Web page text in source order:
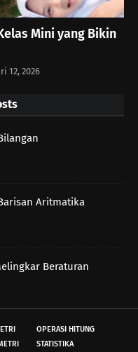
Mini yang Bikin
12, 2026
Aritmatika
Beraturan
OPERASI HITUNG
STATISTIKA